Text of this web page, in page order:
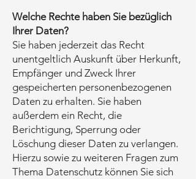
Welche Rechte haben Sie bezüglich
Ihrer Daten?
Sie haben jederzeit das Recht
unentgeltlich Auskunft über Herkunft,
Empfänger und Zweck Ihrer
gespeicherten personenbezogenen
Daten zu erhalten. Sie haben
außerdem ein Recht, die
Berichtigung, Sperrung oder
Löschung dieser Daten zu verlangen.
Hierzu sowie zu weiteren Fragen zum
Thema Datenschutz können Sie sich